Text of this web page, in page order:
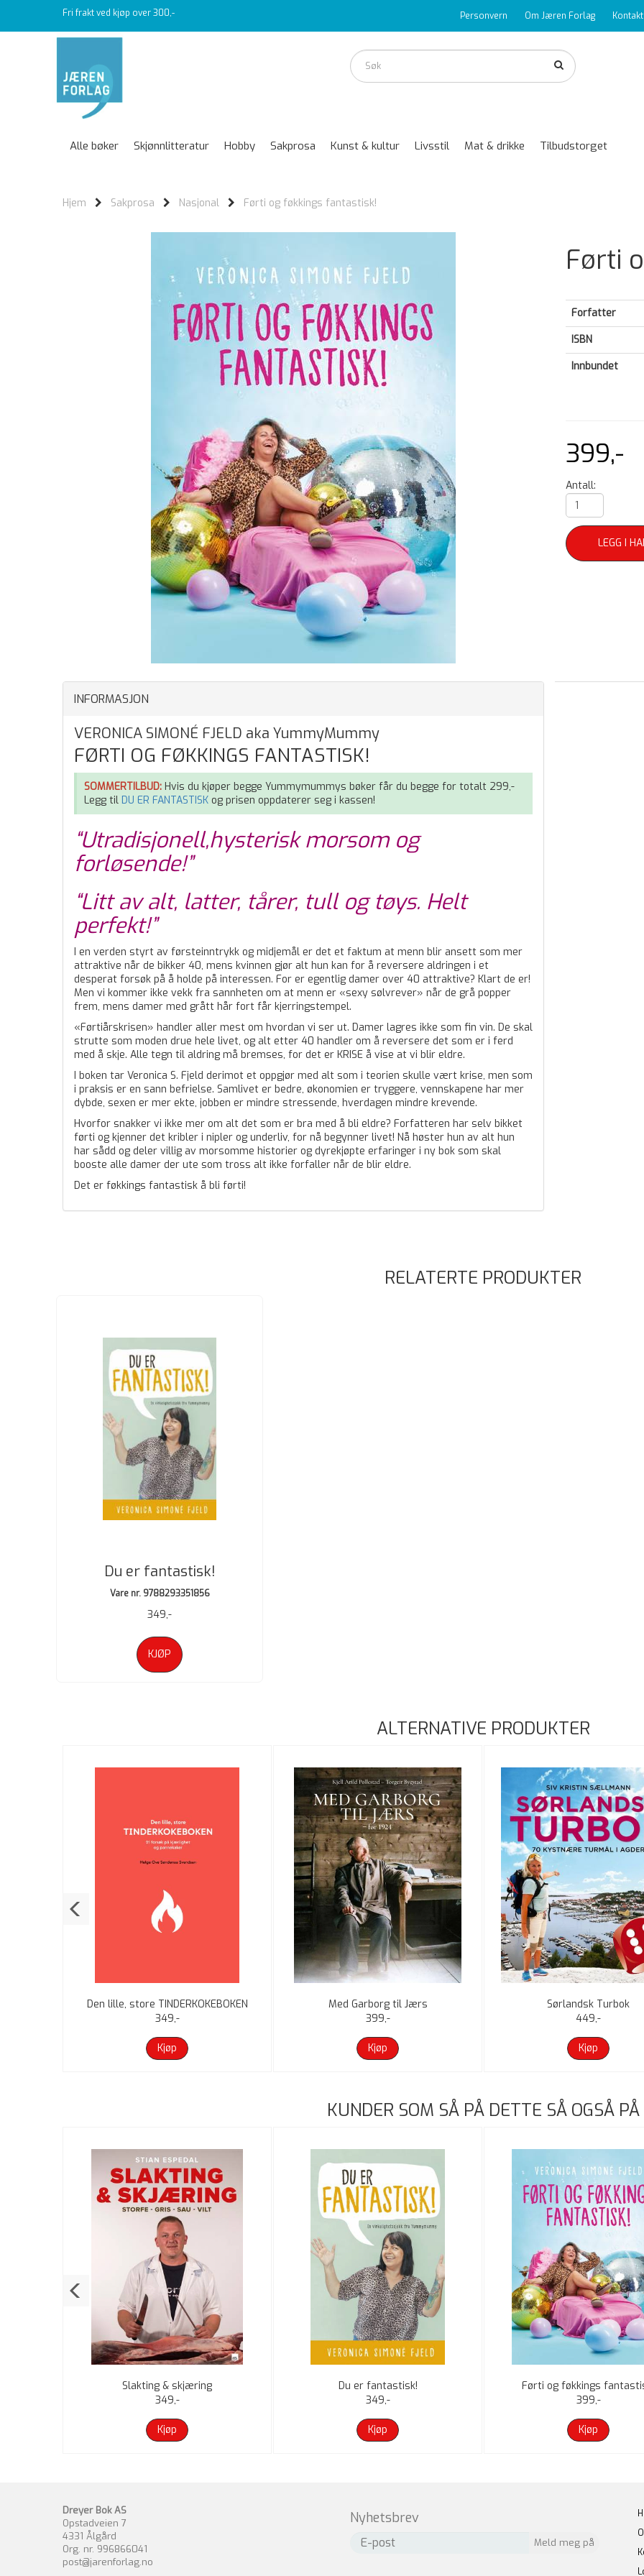
Fri frakt ved kjøp over 300,- Personvern Om Jæren Forlag
Alle bøker Skjønnlitteratur Hobby Sakprosa Kunst & kultur Livsstil Mat & drikke Tilbudstorget
Hjem Sakprosa Nasjonal Førti og føkkings fantastisk!
Førti
Forfatter
ISBN
Innbundet
399,-
Antall:
LEGG I
INFORMASJON
VERONICA SIMONÉ FJELD aka YummyMummy
FØRTI OG FØKKINGS FANTASTISK!
SOMMERTILBUD: Hvis du kjøper begge Yummymummys bøker får du begge for totalt 299,-
Legg til DU ER FANTASTISK og prisen oppdaterer seg i kassen!
“Utradisjonell,hysterisk morsom og
forløsende!”
“Litt av alt, latter, tårer, tull og tøys. Helt
perfekt!”
I en verden styrt av førsteinntrykk og midjemål er det et faktum at menn blir ansett som mer
attraktive når de bikker 40, mens kvinnen gjør alt hun kan for å reversere aldringen i et
desperat forsøk på å holde på interessen. For er egentlig damer over 40 attraktive? Klart de er!
Men vi kommer ikke vekk fra sannheten om at menn er «sexy sølvrever» når de grå popper
frem, mens damer med grått hår fort får kjerringstempel.
«Førtiårskrisen» handler aller mest om hvordan vi ser ut. Damer lagres ikke som fin vin. De skal
strutte som moden drue hele livet, og alt etter 40 handler om å reversere det som er i ferd
med å skje. Alle tegn til aldring må bremses, for det er KRISE å vise at vi blir eldre.
I boken tar Veronica S. Fjeld derimot et oppgjør med alt som i teorien skulle vært krise, men som
i praksis er en sann befrielse. Samlivet er bedre, økonomien er tryggere, vennskapene har mer
dybde, sexen er mer ekte, jobben er mindre stressende, hverdagen mindre krevende.
Hvorfor snakker vi ikke mer om alt det som er bra med å bli eldre? Forfatteren har selv bikket
førti og kjenner det kribler i nipler og underliv, for nå begynner livet! Nå høster hun av alt hun
har sådd og deler villig av morsomme historier og dyrekjøpte erfaringer i ny bok som skal
booste alle damer der ute som tross alt ikke forfaller når de blir eldre.
Det er føkkings fantastisk å bli førti!
RELATERTE PRODUKTER
Du er fantastisk!
Vare nr. 9788293351856
349,-
KJØP
ALTERNATIVE PRODUKTER
Den lille, store TINDERKOKEBOKEN
349,-
Kjøp
Med Garborg til Jærs
399,-
Kjøp
Sørlandsk Turbok
449,-
Kjøp
KUNDER SOM SÅ PÅ DETTE SÅ OGSÅ PÅ
Slakting & skjæring
349,-
Kjøp
Du er fantastisk!
349,-
Kjøp
Førti og føkkings
399,-
Kjøp
Dreyer Bok AS
Opstadveien 7
4331 Ålgård
Org. nr. 996866041
post@jarenforlag.no
Nyhetsbrev